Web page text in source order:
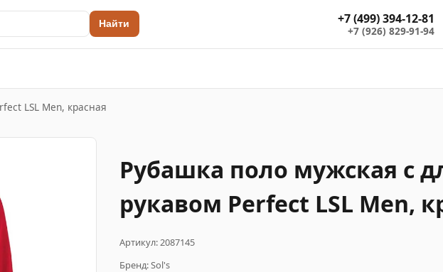
Найти +7 (499) 394-12-81
+7 (926) 829-91-94
LSL Men, красная
Рубашка поло мужская с
рукавом Perfect LSL Men,
Артикул: 2087145
Бренд: Sol's